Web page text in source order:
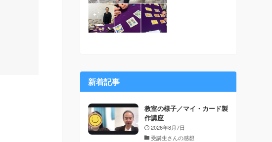
新着記事
教室の様子／マイ・カード製
作講座
2026年8月7日
受講生さんの感想